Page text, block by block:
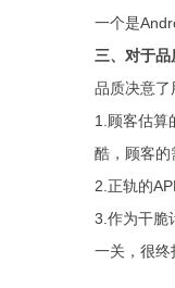
一个是
三、对于品
品质决意了
1.顾客估算
酷，顾客的
2.正轨的
3.作为干脆
一关，很终